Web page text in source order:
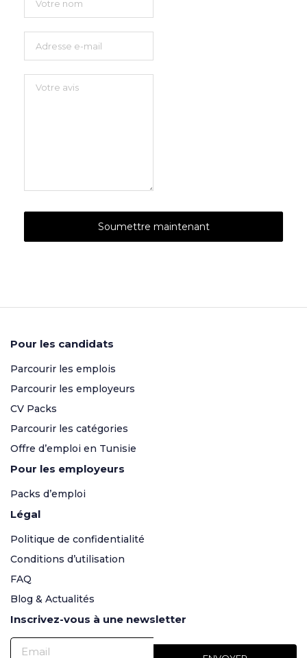
Pour les candidats
Parcourir les emplois
Parcourir les employeurs
CV Packs
Parcourir les catégories
Offre d’emploi en Tunisie
Pour les employeurs
Packs d’emploi
Légal
Politique de confidentialité
Conditions d’utilisation
FAQ
Blog & Actualités
Inscrivez-vous à une newsletter